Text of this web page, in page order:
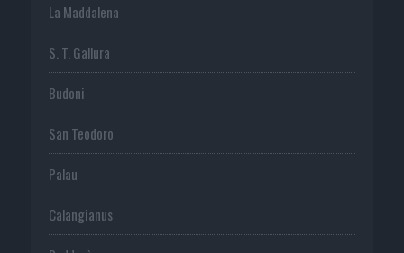
La Maddalena
S. T. Gallura
Budoni
San Teodoro
Palau
Calangianus